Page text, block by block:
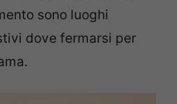
sono luoghi
dove fermarsi per